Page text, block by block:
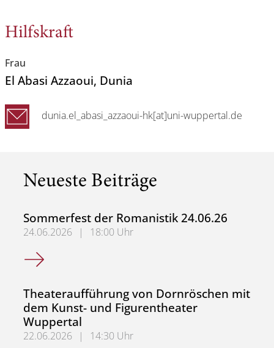
Hilfskraft
Frau
El Abasi Azzaoui, Dunia
dunia.el_abasi_azzaoui-hk[at]uni-wuppertal.de
Neueste Beiträge
Sommerfest der Romanistik 24.06.26
24.06.2026 |
18:00 Uhr
Sommerfest der Romanistik 24.06.26
Theateraufführung von Dornröschen mit
dem Kunst- und Figurentheater
Wuppertal
22.06.2026 |
14:30 Uhr